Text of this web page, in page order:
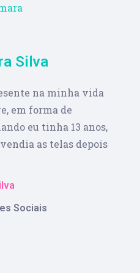
Silva
na minha vida
em forma de
eu tinha 13 anos,
as telas depois
Sociais